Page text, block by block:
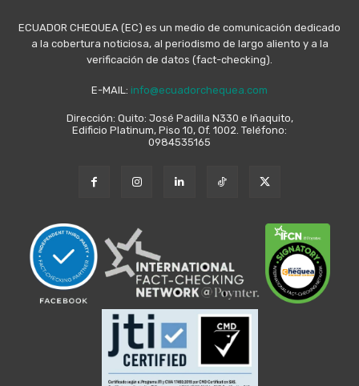
ECUADOR CHEQUEA (EC) es un medio de comunicación dedicado
a la cobertura noticiosa, al periodismo de largo aliento y a la
verificación de datos (fact-checking).
E-MAIL: info@ecuadorchequea.com
Dirección: Quito: José Padilla N330 e Iñaquito,
Edificio Platinum, Piso 10, Of. 1002. Teléfono:
0984535165